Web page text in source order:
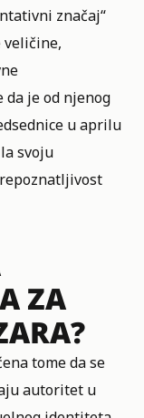
značaj“
da je od njenog
u aprilu
svoju
ZA
tome da se
autoritet u